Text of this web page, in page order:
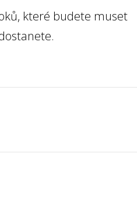
které budete muset